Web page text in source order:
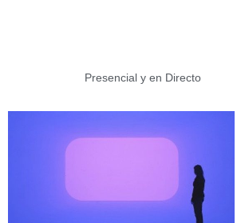
Presencial y en Directo